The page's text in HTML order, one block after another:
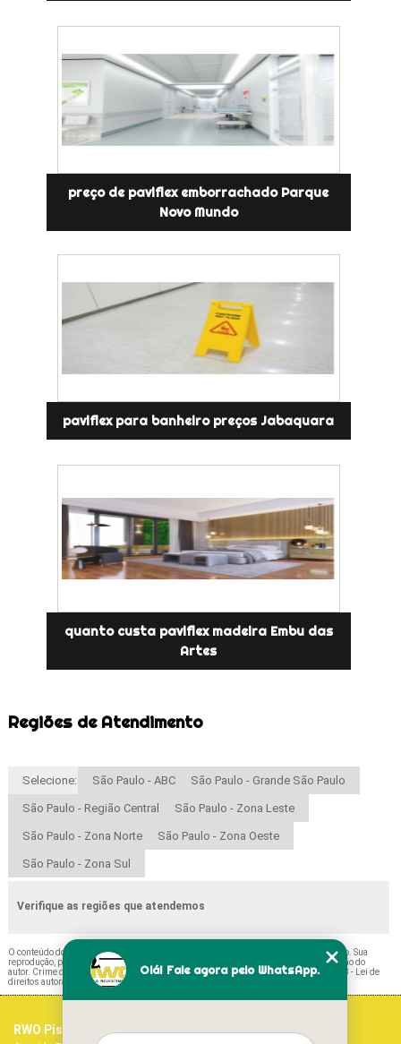
preço de paviflex emborrachado Parque
Novo Mundo
paviflex para banheiro preços Jabaquara
quanto custa paviflex madeira Embu das
Artes
Regiões de Atendimento
Selecione: São Paulo - ABC São Paulo - Grande São Paulo
São Paulo - Região Central São Paulo - Zona Leste
São Paulo - Zona Norte São Paulo - Zona Oeste
São Paulo - Zona Sul
Verifique as regiões que atendemos
O conteúdo do texto " Preço de Paviflex Madeira Aricanduva
" é de direito reservado. Sua
reprodução, parcial ou total, mesmo citando nossos links, é proibida sem a autorização do
autor. Crime de violação de direito autoral – artigo 184 do Código Penal –Lei 9610/98 - Lei de
direitos autorais
RWO Pisos Vinílicos
Home
Olá! Fale agora pelo WhatsApp.